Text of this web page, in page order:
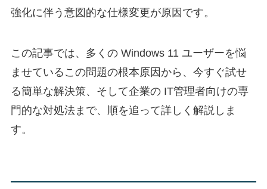
強化に伴う意図的な仕様変更が原因です。
この記事では、多くの Windows 11 ユーザーを悩
ませているこの問題の根本原因から、今すぐ試せ
る簡単な解決策、そして企業の IT管理者向けの専
門的な対処法まで、順を追って詳しく解説しま
す。